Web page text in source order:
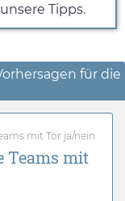
Tipps.
für die
mit Tor ja/nein
Teams mit